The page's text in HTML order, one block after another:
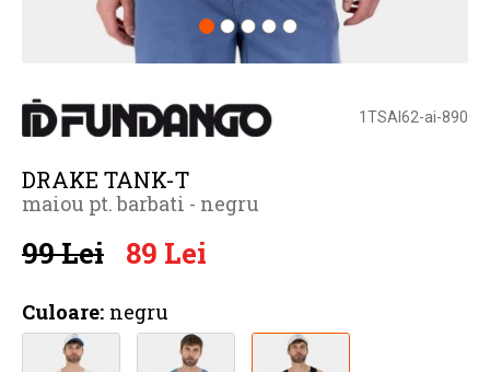
1TSAI62-ai-890
DRAKE TANK-T
maiou pt. barbati - negru
99 Lei 89 Lei
Culoare: negru